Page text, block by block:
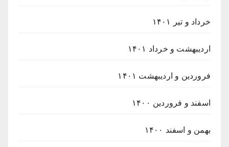
خرداد و تیر ۱۴۰۱
اردیبهشت و خرداد ۱۴۰۱
فروردین و اردیبهشت ۱۴۰۱
اسفند و فروردین ۱۴۰۰
بهمن و اسفند ۱۴۰۰